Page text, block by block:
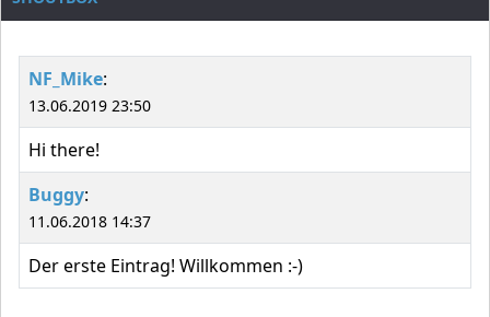
NF_Mike:
13.06.2019 23:50
Hi there!
Buggy:
11.06.2018 14:37
Der erste Eintrag! Willkommen :-)